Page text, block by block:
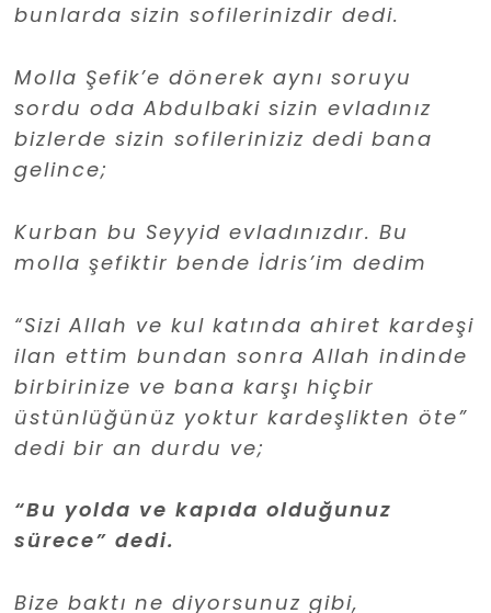
bunlarda sizin sofilerinizdir dedi.
Molla Şefik’e dönerek aynı soruyu
sordu oda Abdulbaki sizin evladınız
bizlerde sizin sofileriniziz dedi bana
gelince;
Kurban bu Seyyid evladınızdır. Bu
molla şefiktir bende İdris’im dedim
“Sizi Allah ve kul katında ahiret kardeşi
ilan ettim bundan sonra Allah indinde
birbirinize ve bana karşı hiçbir
üstünlüğünüz yoktur kardeşlikten öte”
dedi bir an durdu ve;
“Bu yolda ve kapıda olduğunuz
sürece” dedi.
Bize baktı ne diyorsunuz gibi,